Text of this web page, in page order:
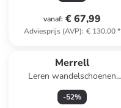
vanaf: € 67,99
Adviesprijs (AVP): € 130,00*
Merrell
Leren wandelschoenen
''Accentor 3'' lichtbruin
-52%